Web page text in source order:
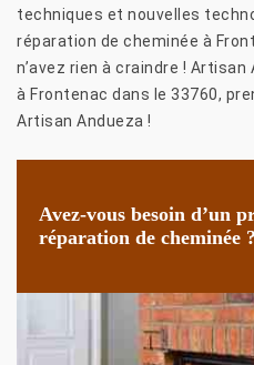
techniques et nouvelles
réparation de cheminée à
n’avez rien à craindre !
à Frontenac dans le 33760,
Artisan Andueza !
Avez-vous besoin d’un
réparation de cheminée ?